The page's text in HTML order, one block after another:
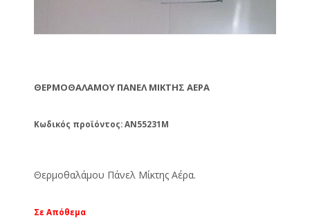
ΘΕΡΜΟΘΑΛΆΜΟΥ ΠΆΝΕΛ ΜΊΚΤΗΣ ΑΈΡΑ
Κωδικός προϊόντος: AN55231M
Θερμοθαλάμου Πάνελ Μίκτης Αέρα.
Σε Απόθεμα